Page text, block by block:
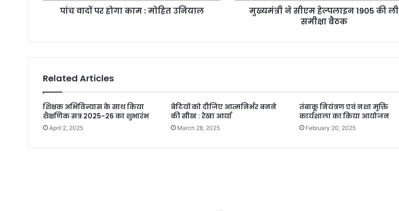
पांच वादों पर होगा काम : मोहित उनियाल
मुख्यमंत्री ने सीएम हेल्पलाइन 1905 की ली
समीक्षा बैठक
Related Articles
शिक्षक अभिविन्यास के साथ किया
शैक्षणिक सत्र 2025-26 का शुभारंभ
April 2, 2025
बेटियों को दीजिए आत्मनिर्भर बनने
की सीख : रेखा आर्या
March 28, 2025
तंबाकू नियंत्रण एवं नशा मुक्ति
कार्यशाला का किया आयोजन
February 20, 2025